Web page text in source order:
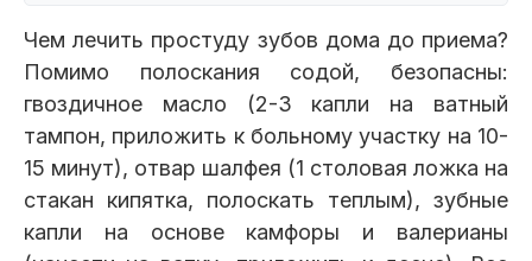
Чем лечить простуду зубов дома до приема?
Помимо полоскания содой, безопасны:
гвоздичное масло (2-3 капли на ватный
тампон, приложить к больному участку на 10-
15 минут), отвар шалфея (1 столовая ложка на
стакан кипятка, полоскать теплым), зубные
капли на основе камфоры и валерианы